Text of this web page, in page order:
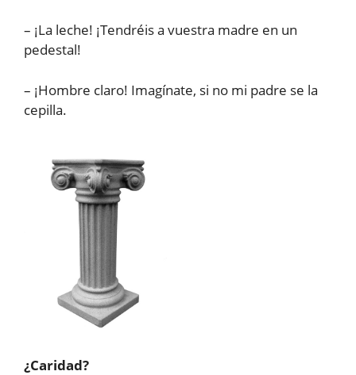
– ¡La leche! ¡Tendréis a vuestra madre en un
pedestal!
– ¡Hombre claro! Imagínate, si no mi padre se la
cepilla.
¿Caridad?